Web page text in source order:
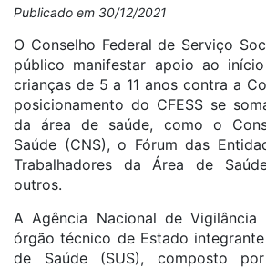
Publicado em 30/12/2021
O Conselho Federal de Serviço
público manifestar apoio ao
crianças de 5 a 11 anos contra a
posicionamento do CFESS se
da área de saúde, como o
Saúde (CNS), o Fórum das
Trabalhadores da Área de
outros.
A Agência Nacional de Vigilância
órgão técnico de Estado
de Saúde (SUS), composto